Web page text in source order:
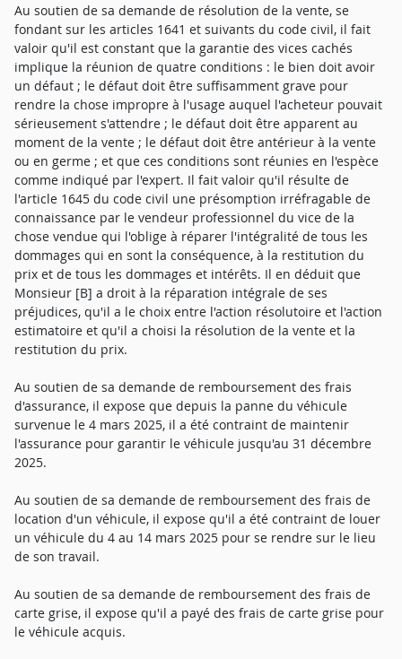
Au soutien de sa demande de résolution de la vente, se
fondant sur les articles 1641 et suivants du code civil, il fait
valoir qu'il est constant que la garantie des vices cachés
implique la réunion de quatre conditions : le bien doit avoir
un défaut ; le défaut doit être suffisamment grave pour
rendre la chose impropre à l'usage auquel l'acheteur pouvait
sérieusement s'attendre ; le défaut doit être apparent au
moment de la vente ; le défaut doit être antérieur à la vente
ou en germe ; et que ces conditions sont réunies en l'espèce
comme indiqué par l'expert. Il fait valoir qu'il résulte de
l'article 1645 du code civil une présomption irréfragable de
connaissance par le vendeur professionnel du vice de la
chose vendue qui l'oblige à réparer l'intégralité de tous les
dommages qui en sont la conséquence, à la restitution du
prix et de tous les dommages et intérêts. Il en déduit que
Monsieur [B] a droit à la réparation intégrale de ses
préjudices, qu'il a le choix entre l'action résolutoire et l'action
estimatoire et qu'il a choisi la résolution de la vente et la
restitution du prix.
Au soutien de sa demande de remboursement des frais
d'assurance, il expose que depuis la panne du véhicule
survenue le 4 mars 2025, il a été contraint de maintenir
l'assurance pour garantir le véhicule jusqu'au 31 décembre
2025.
Au soutien de sa demande de remboursement des frais de
location d'un véhicule, il expose qu'il a été contraint de louer
un véhicule du 4 au 14 mars 2025 pour se rendre sur le lieu
de son travail.
Au soutien de sa demande de remboursement des frais de
carte grise, il expose qu'il a payé des frais de carte grise pour
le véhicule acquis.